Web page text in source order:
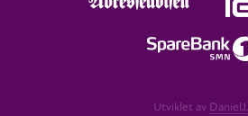
Utviklet av